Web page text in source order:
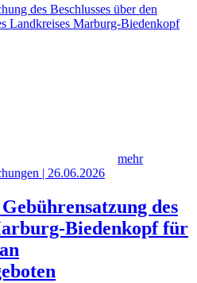
des Beschlusses über den
Landkreises Marburg-Biedenkopf
mehr
| 26.06.2026
des
Biedenkopf für